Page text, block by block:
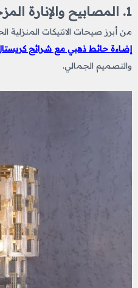
1. المصابيح والإنارة المزخرفة:
من أبرز صيحات الانتيكات المنزلية
إضاءة حائط ذهبي مع شرائح
والتصميم الجمالي.